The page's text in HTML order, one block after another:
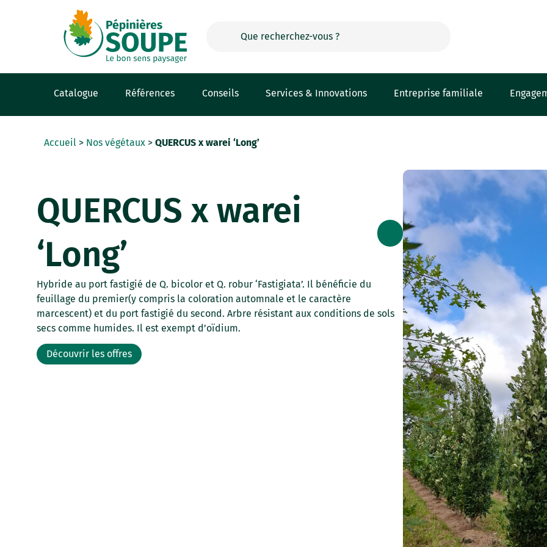
Catalogue Références Conseils Services & Innovations Entreprise familiale
Accueil > Nos végétaux >QUERCUS x warei ‘Long’
QUERCUS x warei
‘Long’
Hybride au port fastigié de Q. bicolor et Q. robur ‘Fastigiata’. Il bénéficie du
feuillage du premier(y compris la coloration automnale et le caractère
marcescent) et du port fastigié du second. Arbre résistant aux conditions de sols
secs comme humides. Il est exempt d’oïdium.
Découvrir les offres